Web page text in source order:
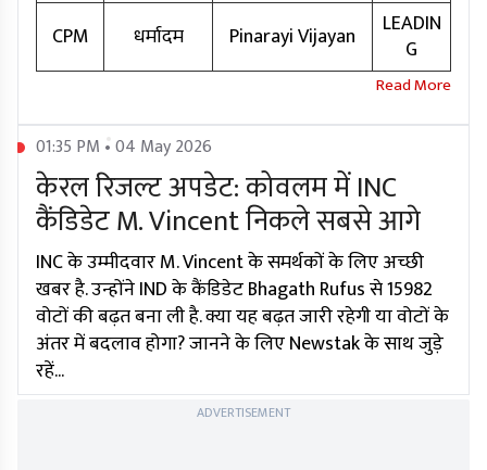
CPM धर्मादम Pinarayi Vijayan
LEADIN
G
01:35 PM • 04 May 2026
केरल रिजल्ट अपडेट: कोवलम में INC
कैंडिडेट M. Vincent निकले सबसे आगे
INC के उम्मीदवार M. Vincent के समर्थकों के लिए अच्छी
खबर है. उन्होंने IND के कैंडिडेट Bhagath Rufus से 15982
वोटों की बढ़त बना ली है. क्या यह बढ़त जारी रहेगी या वोटों के
अंतर में बदलाव होगा? जानने के लिए Newstak के साथ जुड़े
रहें...
ADVERTISEMENT